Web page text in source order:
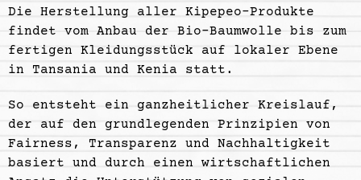
Die Herstellung aller Kipepeo-Produkte
findet vom Anbau der Bio-Baumwolle bis zum
fertigen Kleidungsstück auf lokaler Ebene
in Tansania und Kenia statt.
So entsteht ein ganzheitlicher Kreislauf,
der auf den grundlegenden Prinzipien von
Fairness, Transparenz und Nachhaltigkeit
basiert und durch einen wirtschaftlichen